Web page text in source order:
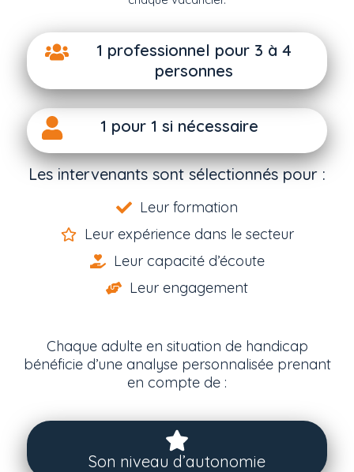
1 professionnel pour 3 à 4
personnes
1 pour 1 si nécessaire
Les intervenants sont sélectionnés pour :
Leur formation
Leur expérience dans le secteur
Leur capacité d’écoute
Leur engagement
Chaque adulte en situation de handicap
bénéficie d’une analyse personnalisée prenant
en compte de :
Son niveau d’autonomie